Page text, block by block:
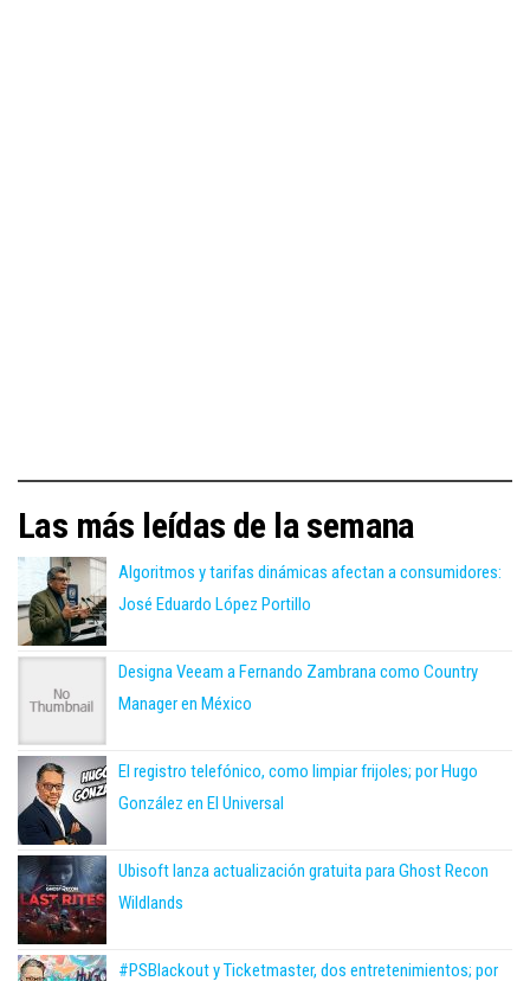
Las más leídas de la semana
Algoritmos y tarifas dinámicas afectan a consumidores:
José Eduardo López Portillo
Designa Veeam a Fernando Zambrana como Country
Manager en México
El registro telefónico, como limpiar frijoles; por Hugo
González en El Universal
Ubisoft lanza actualización gratuita para Ghost Recon
Wildlands
#PSBlackout y Ticketmaster, dos entretenimientos; por